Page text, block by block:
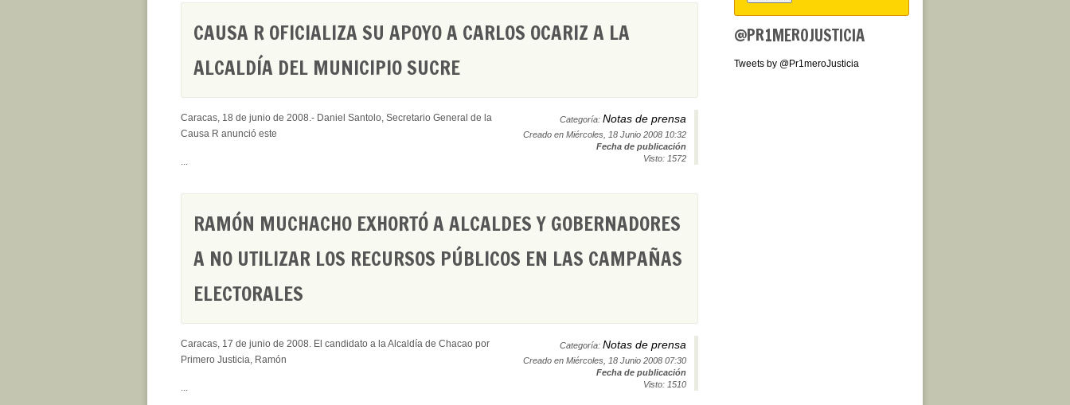
CAUSA R OFICIALIZA SU APOYO A CARLOS OCARIZ A LA
ALCALDÍA DEL MUNICIPIO SUCRE
Categoría: Notas de prensa
Creado en Miércoles, 18 Junio 2008 10:32
Fecha de publicación
Visto: 1572
Caracas, 18 de junio de 2008.- Daniel Santolo, Secretario General de la
Causa R anunció este
...
RAMÓN MUCHACHO EXHORTÓ A ALCALDES Y GOBERNADORES
A NO UTILIZAR LOS RECURSOS PÚBLICOS EN LAS CAMPAÑAS
ELECTORALES
Categoría: Notas de prensa
Creado en Miércoles, 18 Junio 2008 07:30
Fecha de publicación
Visto: 1510
Caracas, 17 de junio de 2008. El candidato a la Alcaldía de Chacao por
Primero Justicia, Ramón
...
@PR1MEROJUSTICIA
Tweets by @Pr1meroJusticia